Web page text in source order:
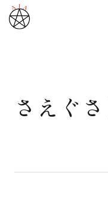
武道と医道
さえぐ